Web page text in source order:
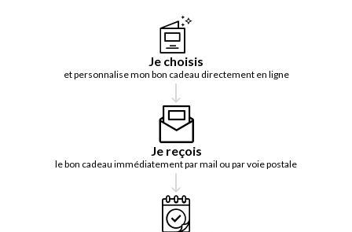
Je choisis
et personnalise mon bon cadeau directement en ligne
Je reçois
le bon cadeau immédiatement par mail ou par voie postale